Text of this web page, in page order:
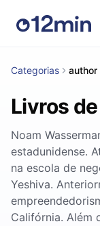
Categorias author
Livros
Noam
estadunidense.
na escola de
Yeshiva.
Califórnia. Além